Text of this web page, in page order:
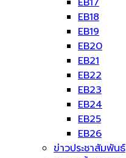
EB18
EB19
EB20
EB21
EB22
EB23
EB24
EB25
EB26
ข่าวประชาสัมพันธ์